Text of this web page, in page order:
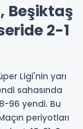
Beşiktaş
2-1
Ligi'nin yarı
sahasında
96 yendi. Bu
periyotları